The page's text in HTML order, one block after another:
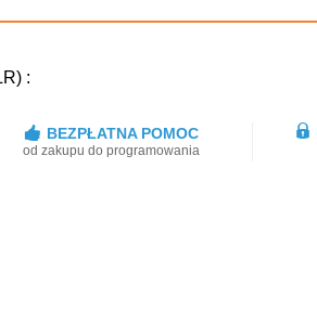
:
BEZPŁATNA POMOC
od zakupu do programowania